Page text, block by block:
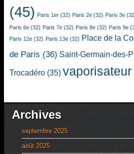
(45) Paris 1er (32) Paris 2e (32) Paris 3e
Paris 6e (32) Paris 7e (32) Paris 8e (32) Paris 9e
Paris 12e (32) Paris 13e (32) Place de la
de Paris (36) Saint-Germain-des-
Trocadéro (35) vaporisateur
Archives
septembre 2025
août 2025